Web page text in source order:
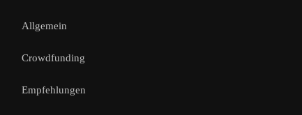
Allgemein
Crowdfunding
Empfehlungen